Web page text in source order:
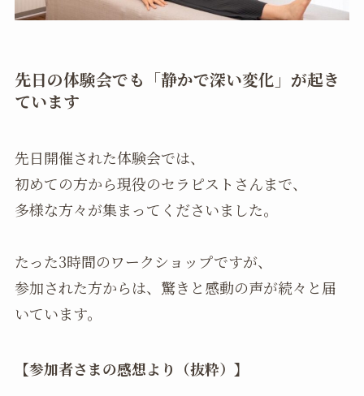
先日の体験会でも「静かで深い変化」が起き
ています
先日開催された体験会では、
初めての方から現役のセラピストさんまで、
多様な方々が集まってくださいました。
たった3時間のワークショップですが、
参加された方からは、驚きと感動の声が続々と届
いています。
【参加者さまの感想より（抜粋）】